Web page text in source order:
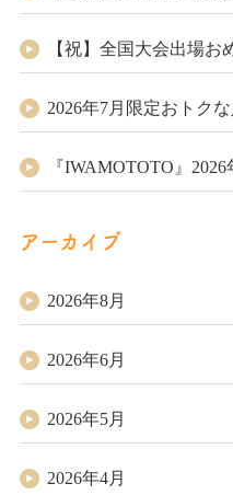
【祝】全国大会出場お
2026年7月限定おトク
『IWAMOTOTO』
アーカイブ
2026年8月
2026年6月
2026年5月
2026年4月